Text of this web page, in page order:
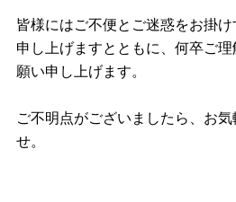
皆様にはご不便とご迷惑をお掛
申し上げますとともに、何卒ご
願い申し上げます。
ご不明点がございましたら、お
せ。